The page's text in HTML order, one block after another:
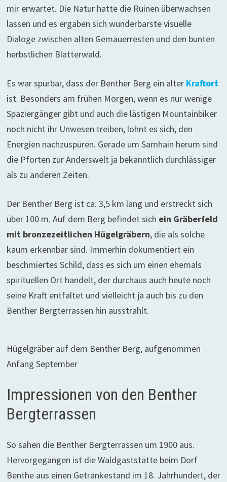
mir erwartet. Die Natur hatte die Ruinen überwachsen
lassen und es ergaben sich wunderbarste visuelle
Dialoge zwischen alten Gemäuerresten und den bunten
herbstlichen Blätterwald.
Es war spürbar, dass der Benther Berg ein alter Kraftort
ist. Besonders am frühen Morgen, wenn es nur wenige
Spaziergänger gibt und auch die lästigen Mountainbiker
noch nicht ihr Unwesen treiben, lohnt es sich, den
Energien nachzuspüren. Gerade um Samhain herum sind
die Pforten zur Anderswelt ja bekanntlich durchlässiger
als zu anderen Zeiten.
Der Benther Berg ist ca. 3,5 km lang und erstreckt sich
über 100 m. Auf dem Berg befindet sich ein Gräberfeld
mit bronzezeitlichen Hügelgräbern, die als solche
kaum erkennbar sind. Immerhin dokumentiert ein
beschmiertes Schild, dass es sich um einen ehemals
spirituellen Ort handelt, der durchaus auch heute noch
seine Kraft entfaltet und vielleicht ja auch bis zu den
Benther Bergterrassen hin ausstrahlt.
Hügelgräber auf dem Benther Berg, aufgenommen
Anfang September
Impressionen von den Benther
Bergterrassen
So sahen die Benther Bergterrassen um 1900 aus.
Hervorgegangen ist die Waldgaststätte beim Dorf
Benthe aus einen Getränkestand im 18. Jahrhundert, der